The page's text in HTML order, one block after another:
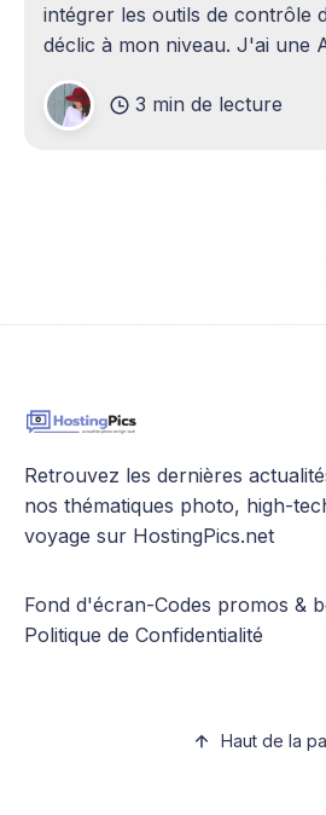
intégrer les outils de contrôle
déclic à mon niveau. J'ai une
sans cet accessoire qui s'
3 min de lecture
Retrouvez les dernières
nos thématiques photo, high-
voyage sur HostingPics.net
Fond d'écran-Codes promos &
Politique de Confidentialité
Haut de la